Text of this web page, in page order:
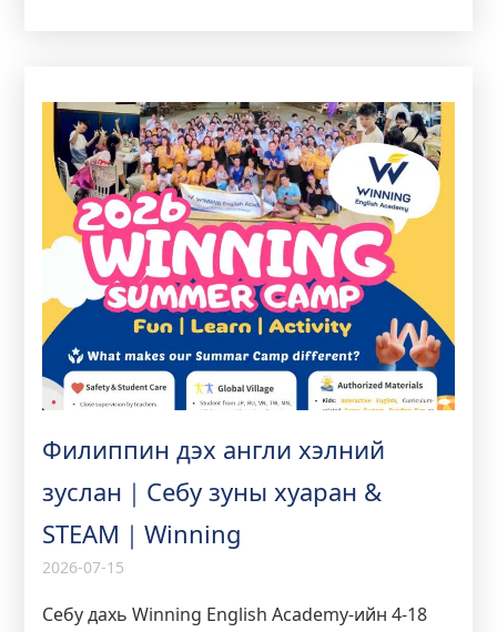
Филиппин дэх англи хэлний
зуслан｜Себу зуны хуаран &
STEAM｜Winning
2026-07-15
Себу дахь Winning English Academy-ийн 4-18